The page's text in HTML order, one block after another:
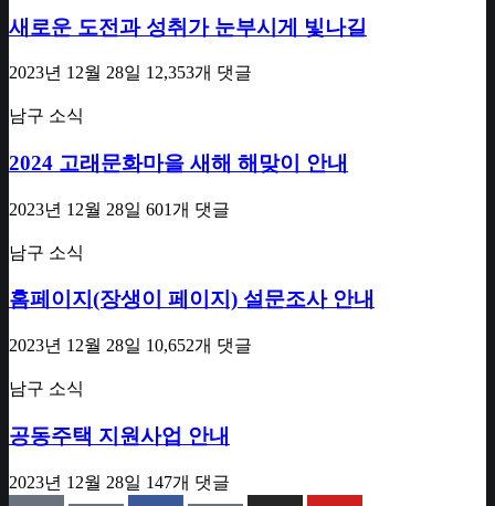
새로운 도전과 성취가 눈부시게 빛나길
2023년 12월 28일 12,353개 댓글
남구 소식
2024 고래문화마을 새해 해맞이 안내
2023년 12월 28일 601개 댓글
남구 소식
홈페이지(장생이 페이지) 설문조사 안내
2023년 12월 28일 10,652개 댓글
남구 소식
공동주택 지원사업 안내
2023년 12월 28일 147개 댓글